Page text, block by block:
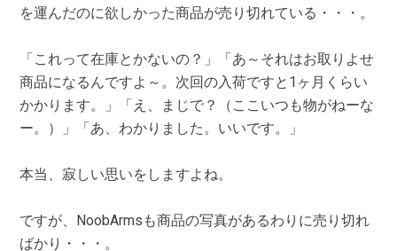
を運んだのに欲しかった商品が売り切れている・・・。
「これって在庫とかないの？」「あ～それはお取りよせ
商品になるんですよ～。次回の入荷ですと1ヶ月くらい
かかります。」「え、まじで？（ここいつも物がねーな
ー。）」「あ、わかりました。いいです。」
本当、寂しい思いをしますよね。
ですが、NoobArmsも商品の写真があるわりに売り切れ
ばかり・・・。